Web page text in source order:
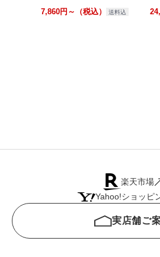
7,860円～（税込） 送料込
楽天市場
Yahoo!ショッピ
実店舗ご